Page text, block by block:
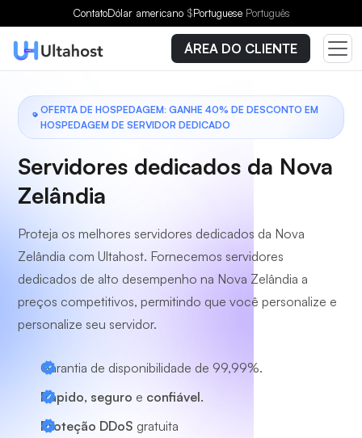
ContatoDólar americano $Portuguese Português
ÁREA DO CLIENTE
OFERTA DE HOSPEDAGEM: GANHE 40% DE DESCONTO EM
HOSPEDAGEM DE SERVIDOR DEDICADO
Servidores dedicados da Nova
Zelândia
Proteja os melhores servidores dedicados da Nova
Zelândia com Ultahost. Fornecemos servidores
dedicados de alto desempenho na Nova Zelândia a
preços competitivos, permitindo que você personalize e
personalize seu servidor.
Garantia de disponibilidade de 99,99%.
Rápido, seguro e confiável.
Proteção DDoS gratuita